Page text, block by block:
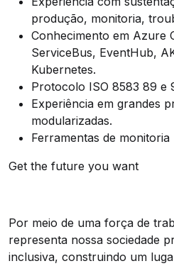
produção, monitoria,
Conhecimento em Azure
ServiceBus, EventHub,
Kubernetes.
Protocolo ISO 8583 89 e
Experiência em grandes
modularizadas.
Ferramentas de monitoria
Get the future you want
Por meio de uma força de
representa nossa sociedade
inclusiva, construindo um